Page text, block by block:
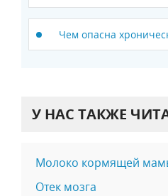
Чем опасна
У НАС ТАКЖЕ
Молоко кормящей
Отек мозга